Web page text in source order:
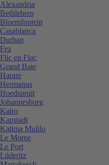
Alexandria
Bethlehem
Bloemfontein
Casablanca
Durban
Fez
Flic en Flac
Grand Baie
Harare
Hermanus
Hoedspruit
Johannesburg
Kairo
Kapstadt
Katima Mulilo
Le Morne
Le Port
Lüderitz